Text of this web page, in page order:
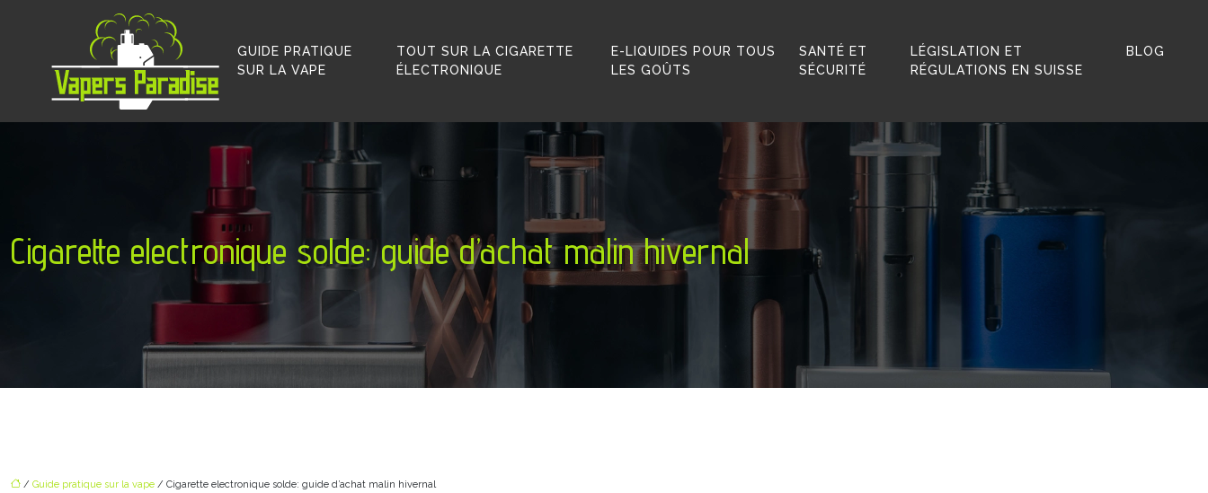
GUIDE PRATIQUE
SUR LA VAPE
TOUT SUR LA CIGARETTE
ÉLECTRONIQUE
E-LIQUIDES POUR TOUS
LES GOÛTS
SANTÉ ET
SÉCURITÉ
LÉGISLATION ET
RÉGULATIONS EN SUISSE
BLOG
Cigarette electronique solde: guide d’achat malin hivernal
/ Guide pratique sur la vape / Cigarette electronique solde: guide d’achat malin hivernal